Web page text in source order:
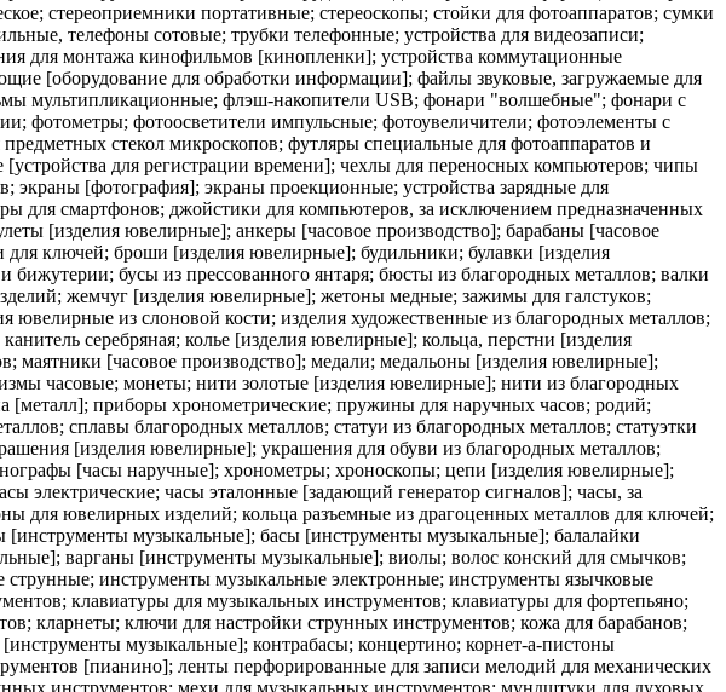
стереоприемники портативные; стереоскопы; стойки для фотоаппаратов; сумки
телефоны сотовые; трубки телефонные; устройства для видеозаписи;
для монтажа кинофильмов [кинопленки]; устройства коммутационные
[оборудование для обработки информации]; файлы звуковые, загружаемые для
мультипликационные; флэш-накопители USB; фонари "волшебные"; фонари с
фотометры; фотоосветители импульсные; фотоувеличители; фотоэлементы с
стекол микроскопов; футляры специальные для фотоаппаратов и
для регистрации времени]; чехлы для переносных компьютеров; чипы
[фотография]; экраны проекционные; устройства зарядные для
для смартфонов; джойстики для компьютеров, за исключением предназначенных
[изделия ювелирные]; анкеры [часовое производство]; барабаны [часовое
ключей; броши [изделия ювелирные]; будильники; булавки [изделия
бусы из прессованного янтаря; бюсты из благородных металлов; валки
жемчуг [изделия ювелирные]; жетоны медные; зажимы для галстуков;
ювелирные из слоновой кости; изделия художественные из благородных металлов;
серебряная; колье [изделия ювелирные]; кольца, перстни [изделия
маятники [часовое производство]; медали; медальоны [изделия ювелирные];
часовые; монеты; нити золотые [изделия ювелирные]; нити из благородных
приборы хронометрические; пружины для наручных часов; родий;
сплавы благородных металлов; статуи из благородных металлов; статуэтки
[изделия ювелирные]; украшения для обуви из благородных металлов;
[часы наручные]; хронометры; хроноскопы; цепи [изделия ювелирные];
электрические; часы эталонные [задающий генератор сигналов]; часы, за
ювелирных изделий; кольца разъемные из драгоценных металлов для ключей;
музыкальные]; басы [инструменты музыкальные]; балалайки
варганы [инструменты музыкальные]; виолы; волос конский для смычков;
инструменты музыкальные электронные; инструменты язычковые
клавиатуры для музыкальных инструментов; клавиатуры для фортепьяно;
кларнеты; ключи для настройки струнных инструментов; кожа для барабанов;
музыкальные]; контрабасы; концертино; корнет-а-пистоны
[пианино]; ленты перфорированные для записи мелодий для механических
инструментов; мехи для музыкальных инструментов; мундштуки для духовых